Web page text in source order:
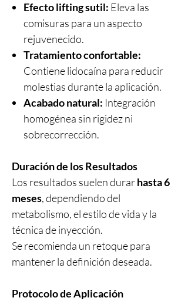
Efecto lifting sutil: Eleva las
comisuras para un aspecto
rejuvenecido.
Tratamiento confortable:
Contiene lidocaína para reducir
molestias durante la aplicación.
Acabado natural: Integración
homogénea sin rigidez ni
sobrecorrección.
Duración de los Resultados
Los resultados suelen durarhasta 6
meses, dependiendo del
metabolismo, el estilo de vida y la
técnica de inyección.
Se recomienda un retoque para
mantener la definición deseada.
Protocolo de Aplicación